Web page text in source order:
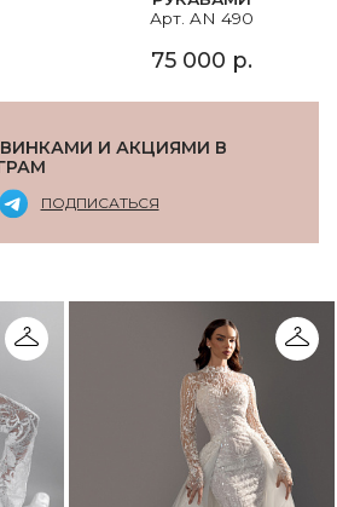
Арт. AN 490
75 000 р.
И АКЦИЯМИ В
ПОДПИСАТЬСЯ